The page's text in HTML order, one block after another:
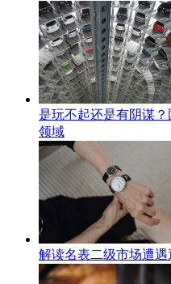
是玩不起还是有阴谋
领域
解读名表二级市场遭遇